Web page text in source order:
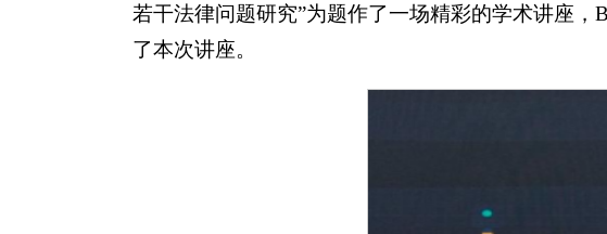
若干法律问题研究”为题作了一场精彩的学术讲座
了本次讲座。